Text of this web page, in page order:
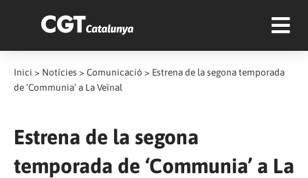
Inici > Notícies > Comunicació > Estrena de la segona temporada
de ‘Communia’ a La Veïnal
Estrena de la segona
temporada de ‘Communia’ a La